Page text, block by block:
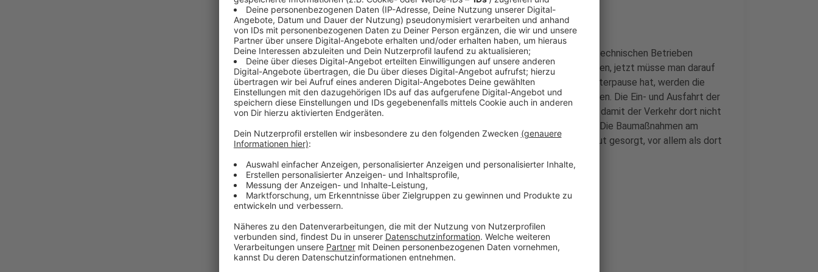
Anzeige
Der Untergrund sei nicht ausreichend tragfähig, heißt es von den technischen Betrieben
Leverkusen. Das hätten erste Untersuchungen zwar anders ergeben, jetzt müsse man darauf
aber mit Zusatzarbeiten reagieren. Da die Baufirma auch noch Winterpause hat, werden die
Arbeiten erst im neuen Jahr ab dem 04. Januar wiederaufgenommen. Die Ein- und Ausfahrt der
Pommernstraße/Staufenbergstraße wird jetzt erstmal geöffnet, damit der Verkehr dort nicht
so stark stockt, und ab dem 04.01. wird sie dann erneut gesperrt. Die Baumaßnahmen am
Kreisel hatten gerade in der letzten Woche für viel Stau und Unmut gesorgt, vor allem als dort
Anzeige
Mehr Meldungen aus Leverkusen
Anzeige